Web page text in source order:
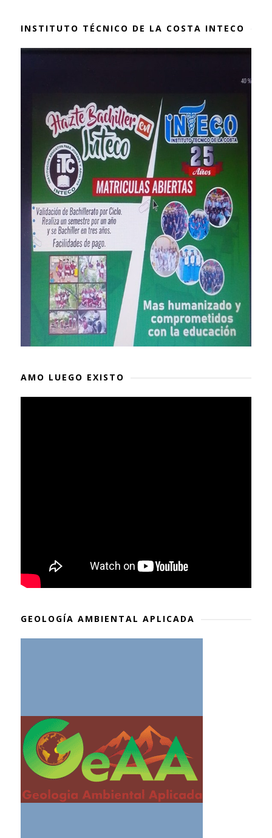
INSTITUTO TÉCNICO DE LA COSTA INTECO
AMO LUEGO EXISTO
GEOLOGÍA AMBIENTAL APLICADA